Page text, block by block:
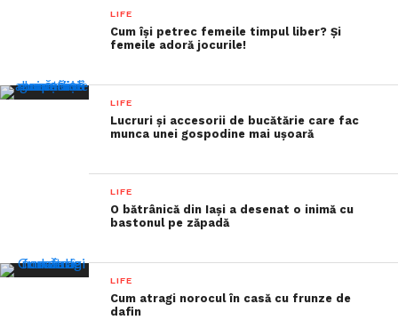
LIFE
Cum își petrec femeile timpul liber? Și
femeile adoră jocurile!
LIFE
Lucruri și accesorii de bucătărie care fac
munca unei gospodine mai ușoară
LIFE
O bătrânică din Iași a desenat o inimă cu
bastonul pe zăpadă
LIFE
Cum atragi norocul în casă cu frunze de
dafin